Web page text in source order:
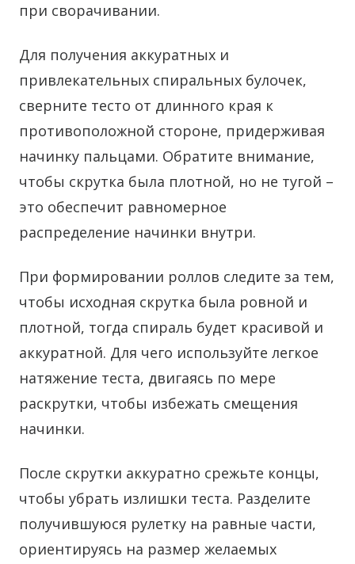
при сворачивании.
Для получения аккуратных и
привлекательных спиральных булочек,
сверните тесто от длинного края к
противоположной стороне, придерживая
начинку пальцами. Обратите внимание,
чтобы скрутка была плотной, но не тугой –
это обеспечит равномерное
распределение начинки внутри.
При формировании роллов следите за тем,
чтобы исходная скрутка была ровной и
плотной, тогда спираль будет красивой и
аккуратной. Для чего используйте легкое
натяжение теста, двигаясь по мере
раскрутки, чтобы избежать смещения
начинки.
После скрутки аккуратно срежьте концы,
чтобы убрать излишки теста. Разделите
получившуюся рулетку на равные части,
ориентируясь на размер желаемых